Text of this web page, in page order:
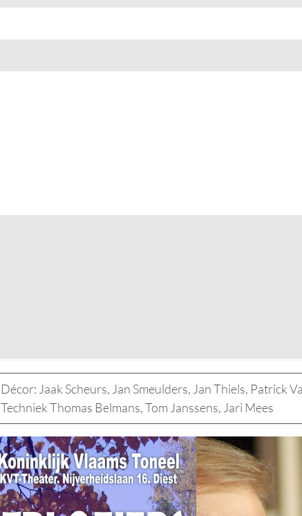
Décor: Jaak Scheurs, Jan Smeulders, Jan Thiels, Patrick
Techniek Thomas Belmans, Tom Janssens, Jari Mees